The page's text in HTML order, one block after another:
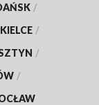
/
KIELCE /
/
/